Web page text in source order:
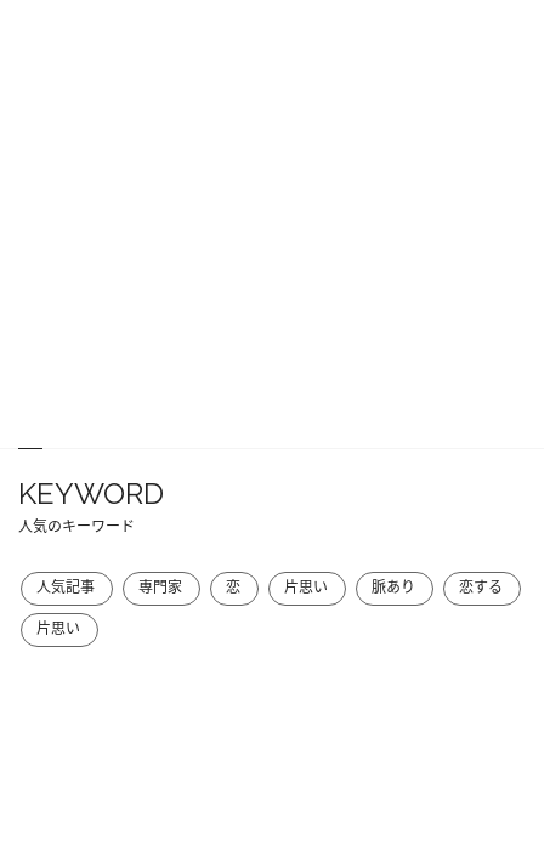
KEYWORD
人気のキーワード
人気記事 専門家 恋 片思い 脈あり
恋する
片思い